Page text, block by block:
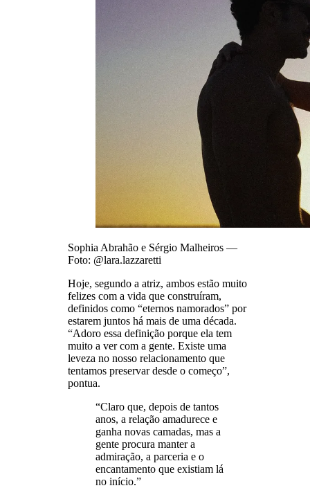
Sophia Abrahão e Sérgio Malheiros —
Foto: @lara.lazzaretti
Hoje, segundo a atriz, ambos estão muito
felizes com a vida que construíram,
definidos como “eternos namorados” por
estarem juntos há mais de uma década.
“Adoro essa definição porque ela tem
muito a ver com a gente. Existe uma
leveza no nosso relacionamento que
tentamos preservar desde o começo”,
pontua.
“Claro que, depois de tantos
anos, a relação amadurece e
ganha novas camadas, mas a
gente procura manter a
admiração, a parceria e o
encantamento que existiam lá
no início.”